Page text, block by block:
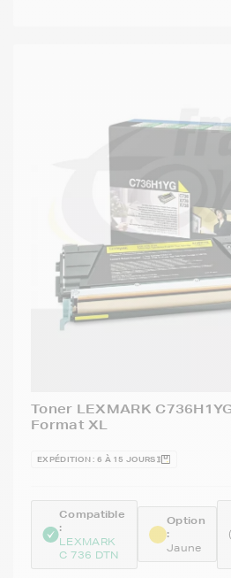
Toner LEXMARK
Format XL
EXPÉDITION : 6 À 15 JOURS
Compatible
:
LEXMARK
C 736 DTN
Option
:
Jaune